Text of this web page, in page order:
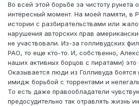
Во всей этой борьбе за чистоту рунета
интересный момент. На моей памяти, в
истории с разбирательствами или
нарушения авторских прав
не участвовали. Из-за голливудских
РАО, то еще кто-то. И, собственно,
наших активных борцов с пиратами) это
Оказывается люди из Голливуда боятся
имидж борьбой с торрентами и
То есть даже правообладатели
предосудительно так отравлять жизнь